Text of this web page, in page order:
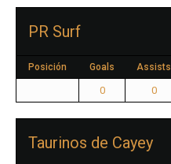
PR Surf
Posición Goals Assists
0 0
Taurinos de Cayey